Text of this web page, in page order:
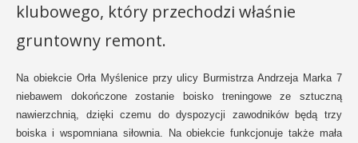
klubowego, który przechodzi właśnie
gruntowny remont.
Na obiekcie Orła Myślenice przy ulicy Burmistrza Andrzeja Marka 7
niebawem dokończone zostanie boisko treningowe ze sztuczną
nawierzchnią, dzięki czemu do dyspozycji zawodników będą trzy
boiska i wspomniana siłownia. Na obiekcie funkcjonuje także mała